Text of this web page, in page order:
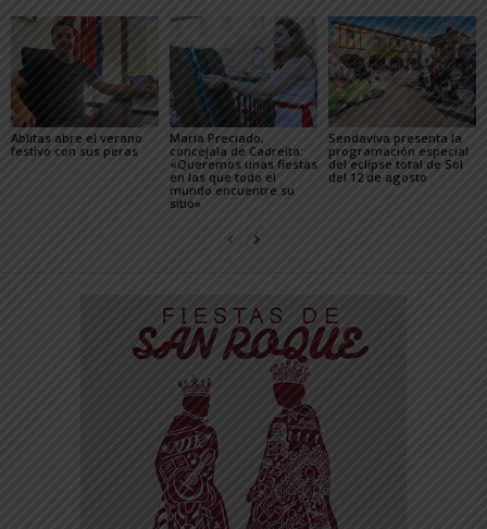
Ablitas abre el verano
festivo con sus peras
María Preciado,
concejala de Cadreita:
«Queremos unas fiestas
en las que todo el
mundo encuentre su
sitio»
Sendaviva presenta la
programación especial
del eclipse total de Sol
del 12 de agosto